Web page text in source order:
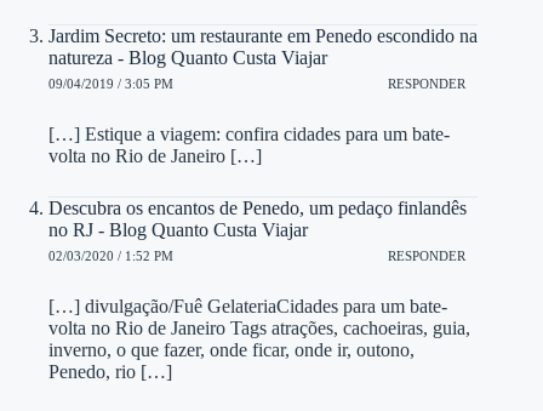
Jardim Secreto: um restaurante em Penedo escondido na
natureza - Blog Quanto Custa Viajar
09/04/2019 / 3:05 PM RESPONDER
[…] Estique a viagem: confira cidades para um bate-
volta no Rio de Janeiro […]
Descubra os encantos de Penedo, um pedaço finlandês
no RJ - Blog Quanto Custa Viajar
02/03/2020 / 1:52 PM RESPONDER
[…] divulgação/Fuê GelateriaCidades para um bate-
volta no Rio de Janeiro Tags atrações, cachoeiras, guia,
inverno, o que fazer, onde ficar, onde ir, outono,
Penedo, rio […]